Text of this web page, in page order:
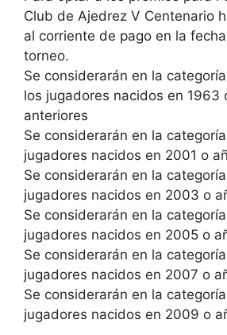
Club de Ajedrez V Centenario
al corriente de pago en la
torneo.
Se considerarán en la
los jugadores nacidos en 1963
anteriores
Se considerarán en la
jugadores nacidos en 2001 o
Se considerarán en la
jugadores nacidos en 2003 o
Se considerarán en la
jugadores nacidos en 2005 o
Se considerarán en la
jugadores nacidos en 2007 o
Se considerarán en la
jugadores nacidos en 2009 o